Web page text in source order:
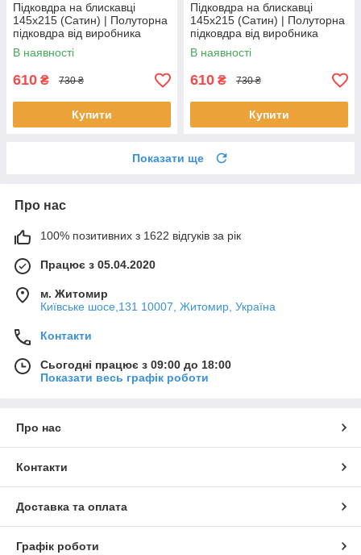
Підковдра на блискавці
145х215 (Сатин) | Полуторна
підковдра від виробника
"Королева Ночі" |
Геометричний візерунок
В наявності
610 ₴ 730 ₴
Купити
Підковдра на блискавці
145х215 (Сатин) | Полуторна
підковдра від виробника
"Королева Ночі" | Квіти,
метелики на рожевому
В наявності
610 ₴ 730 ₴
Купити
Показати ще
Про нас
100% позитивних з 1622 відгуків за рік
Працює з 05.04.2020
м. Житомир
Київське шосе,131 10007, Житомир, Україна
Контакти
Сьогодні працює з 09:00 до 18:00
Показати весь графік роботи
Про нас
Контакти
Доставка та оплата
Графік роботи